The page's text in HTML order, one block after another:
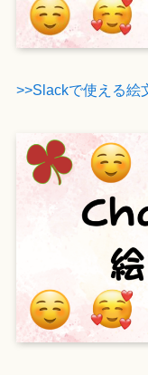
>>Slackで使える絵